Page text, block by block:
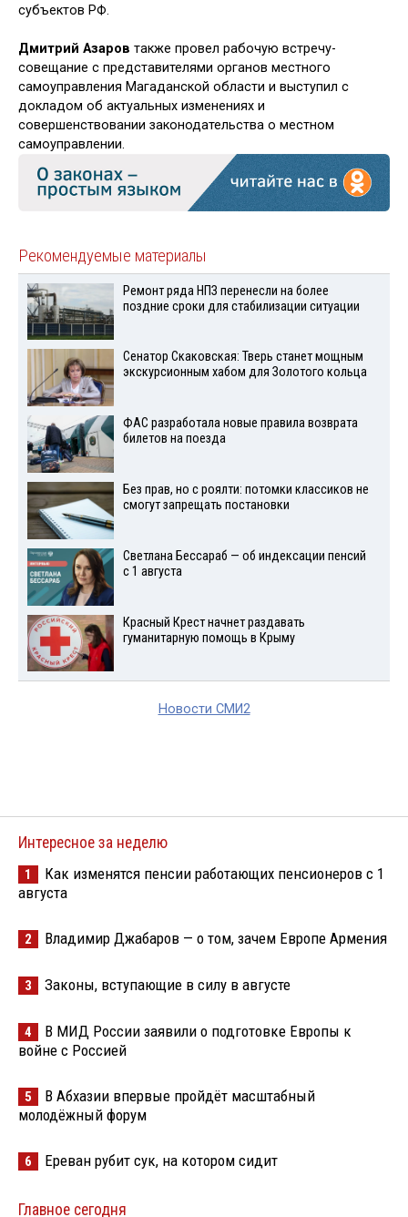
субъектов РФ.
Дмитрий Азаров также провел рабочую встречу-
совещание с представителями органов местного
самоуправления Магаданской области и выступил с
докладом об актуальных изменениях и
совершенствовании законодательства о местном
самоуправлении.
Рекомендуемые материалы
Ремонт ряда НПЗ перенесли на более
поздние сроки для стабилизации ситуации
Сенатор Скаковская: Тверь станет мощным
экскурсионным хабом для Золотого кольца
ФАС разработала новые правила возврата
билетов на поезда
Без прав, но с роялти: потомки классиков не
смогут запрещать постановки
Светлана Бессараб — об индексации пенсий
с 1 августа
Красный Крест начнет раздавать
гуманитарную помощь в Крыму
Новости СМИ2
Интересное за неделю
1
Как изменятся пенсии работающих пенсионеров с 1
августа
2 Владимир Джабаров — о том, зачем Европе Армения
3 Законы, вступающие в силу в августе
4
В МИД России заявили о подготовке Европы к
войне с Россией
5
В Абхазии впервые пройдёт масштабный
молодёжный форум
6 Ереван рубит сук, на котором сидит
Главное сегодня